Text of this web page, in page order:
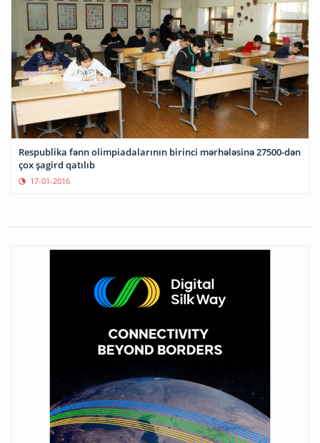
Respublika fənn olimpiadalarının birinci mərhələsinə 27500-dən
çox şagird qatılıb
17-01-2016